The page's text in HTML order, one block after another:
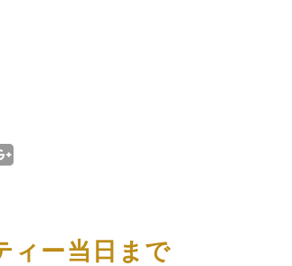
ィー当日まで